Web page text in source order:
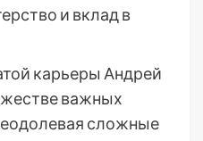
и вклад в
карьеры Андрей
важных
сложные